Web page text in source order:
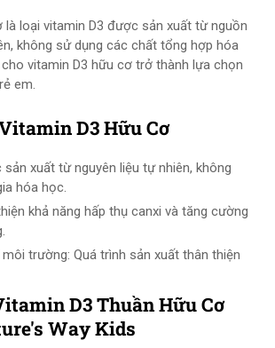
là loại vitamin D3 được sản xuất từ nguồn
không sử dụng các chất tổng hợp hóa
vitamin D3 hữu cơ trở thành lựa chọn
em.
D3 Hữu Cơ
xuất từ nguyên liệu tự nhiên, không
hóa học.
khả năng hấp thụ canxi và tăng cường
trường: Quá trình sản xuất thân thiện
D3 Thuần Hữu Cơ
Way Kids